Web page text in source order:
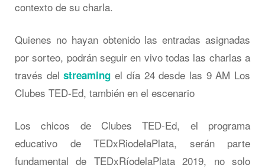
contexto de su charla.
Quienes no hayan obtenido las entradas asignadas
por sorteo, podrán seguir en vivo todas las charlas a
través delstreaming el día 24 desde las 9 AM Los
Clubes TED-Ed, también en el escenario
Los chicos de Clubes TED-Ed, el programa
educativo de TEDxRiodelaPlata, serán parte
fundamental de TEDxRíodelaPlata 2019, no solo